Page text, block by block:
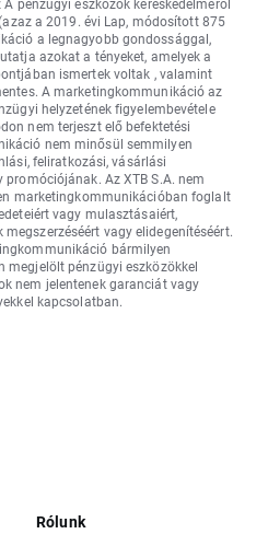
pénzügyi eszközök kereskedelméről
a 2019. évi Lap, módosított 875
a legnagyobb gondossággal,
azokat a tényeket, amelyek a
ismertek voltak , valamint
A marketingkommunikáció az
helyzetének figyelembevétele
nem terjeszt elő befektetési
nem minősül semmilyen
feliratkozási, vásárlási
Az XTB S.A. nem
marketingkommunikációban foglalt
vagy mulasztásaiért,
vagy elidegenítéséért.
bármilyen
pénzügyi eszközökkel
nem jelentenek garanciát vagy
kapcsolatban.
Rólunk